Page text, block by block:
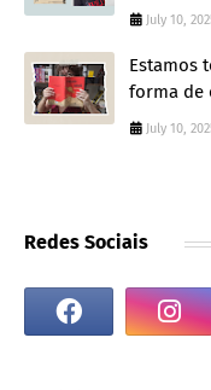
July 10,
Estamos
forma de
July 10,
Redes Sociais